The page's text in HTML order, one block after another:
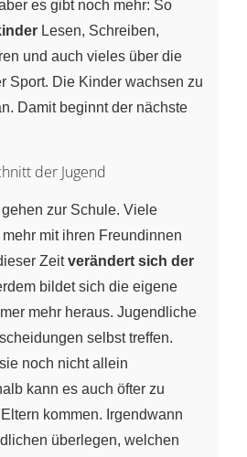
es gibt noch mehr: So
Lesen, Schreiben,
und auch vieles über die
Sport. Die Kinder wachsen zu
Damit beginnt der nächste
der Jugend
zur Schule. Viele
mit ihren Freundinnen
Zeitverändert sich der
bildet sich die eigene
mehr heraus. Jugendliche
selbst treffen.
noch nicht allein
kann es auch öfter zu
kommen. Irgendwann
überlegen, welchen